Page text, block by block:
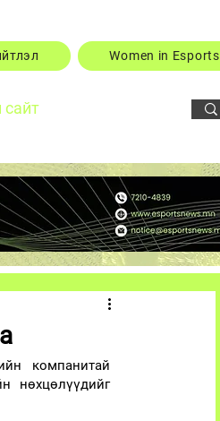
Women in Esports
компанитай
нөхцөлүүдийг